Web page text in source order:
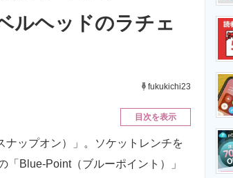
エネルギーの専門
ルヘッドのラチェ
fukukichi23
目次を表示
ップオン）」。ソケットレンチを
Blue-Point（ブルーポイント）」